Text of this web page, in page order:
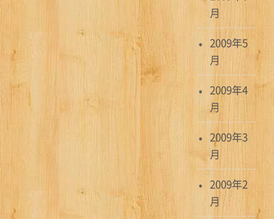
月
2009年5
月
2009年4
月
2009年3
月
2009年2
月